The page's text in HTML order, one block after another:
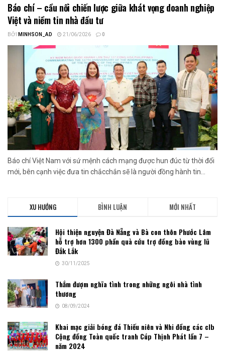
Báo chí – cầu nối chiến lược giữa khát vọng doanh nghiệp
Việt và niềm tin nhà đầu tư
BỞI MINHSON_AD 21/06/2026 0
Báo chí Việt Nam với sứ mệnh cách mạng được hun đúc từ thời đổi
mới, bên cạnh việc đưa tin chắcchắn sẽ là người đồng hành tin...
XU HƯỚNG BÌNH LUẬN MỚI NHẤT
Hội thiện nguyện Đà Nẵng và Bà con thôn Phước Lâm
hỗ trợ hơn 1300 phần quà cứu trợ đồng bào vùng lũ
Đắk Lắk
30/11/2025
Thắm đượm nghĩa tình trong những ngôi nhà tình
thương
08/09/2024
Khai mạc giải bóng đá Thiếu niên và Nhi đồng các clb
Cộng đồng Toàn quốc tranh Cúp Thịnh Phát lần 7 –
năm 2024